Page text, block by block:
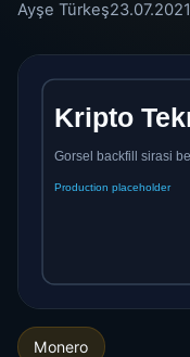
Ayşe Türkeş23.07.2021
Monero